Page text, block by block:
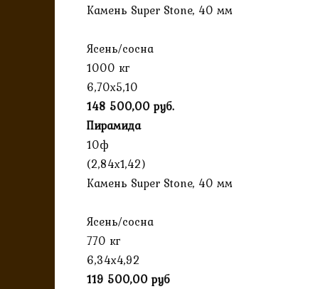
Камень Super Stone, 40 мм
Ясень/сосна
1000 кг
6,70х5,10
148 500,00 руб.
Пирамида
10ф
(2,84х1,42)
Камень Super Stone, 40 мм
Ясень/сосна
770 кг
6,34х4,92
119 500,00 руб